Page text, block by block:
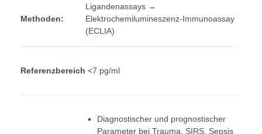
Methoden:
Ligandenassays →
Elektrochemilumineszenz-Immunoassay
(ECLIA)
Referenzbereich <7 pg/ml
Diagnostischer und prognostischer
Parameter bei Trauma, SIRS, Sepsis